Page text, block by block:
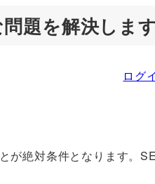
題を解決します
ログ
が絶対条件となります